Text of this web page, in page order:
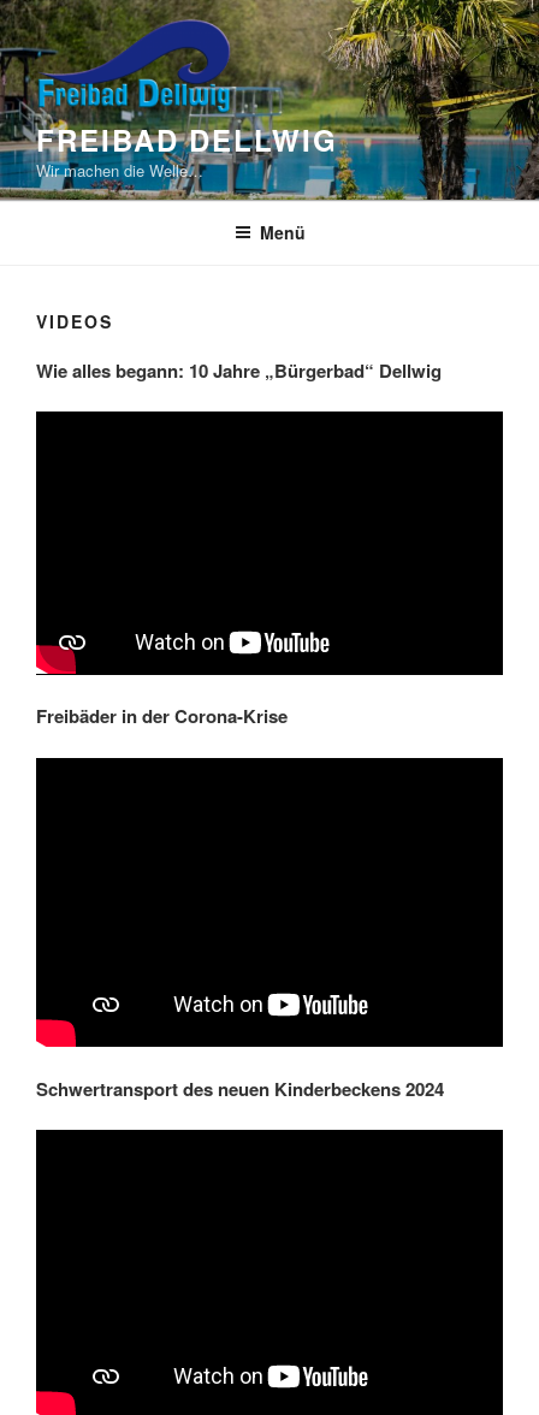
Zum
Inhalt
springen
FREIBAD DELLWIG
Wir machen die Welle…
Menü
VIDEOS
Wie alles begann: 10 Jahre „Bürgerbad“ Dellwig
Freibäder in der Corona-Krise
Schwertransport des neuen Kinderbeckens 2024